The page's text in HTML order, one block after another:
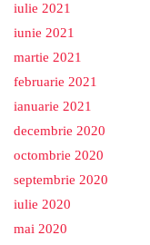
iulie 2021
iunie 2021
martie 2021
februarie 2021
ianuarie 2021
decembrie 2020
octombrie 2020
septembrie 2020
iulie 2020
mai 2020